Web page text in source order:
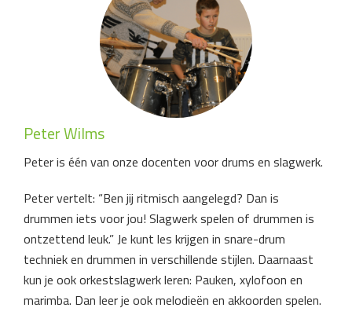
Peter Wilms
Peter is één van onze docenten voor drums en slagwerk.
Peter vertelt: “Ben jij ritmisch aangelegd? Dan is
drummen iets voor jou! Slagwerk spelen of drummen is
ontzettend leuk.” Je kunt les krijgen in snare-drum
techniek en drummen in verschillende stijlen. Daarnaast
kun je ook orkestslagwerk leren: Pauken, xylofoon en
marimba. Dan leer je ook melodieën en akkoorden spelen.